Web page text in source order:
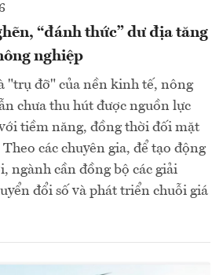
“đánh thức” dư địa tăng
nghiệp
"trụ đỡ" của nền kinh tế, nông
chưa thu hút được nguồn lực
tiềm năng, đồng thời đối mặt
các chuyên gia, để tạo động
ngành cần đồng bộ các giải
đổi số và phát triển chuỗi giá